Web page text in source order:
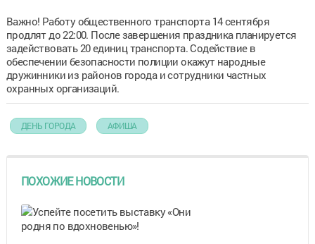
Важно! Работу общественного транспорта 14 сентября
продлят до 22:00. После завершения праздника планируется
задействовать 20 единиц транспорта. Содействие в
обеспечении безопасности полиции окажут народные
дружинники из районов города и сотрудники частных
охранных организаций.
ДЕНЬ ГОРОДА АФИША
ПОХОЖИЕ НОВОСТИ